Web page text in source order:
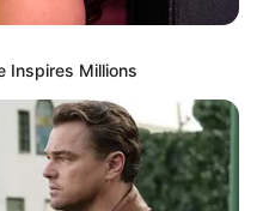
Γιώργου Κουτσελίνη
Inspires Millions